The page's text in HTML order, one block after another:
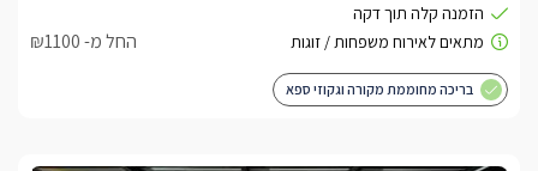
החל מ- ₪1100
בריכה מחוממת מקורה וגקוזי ספא